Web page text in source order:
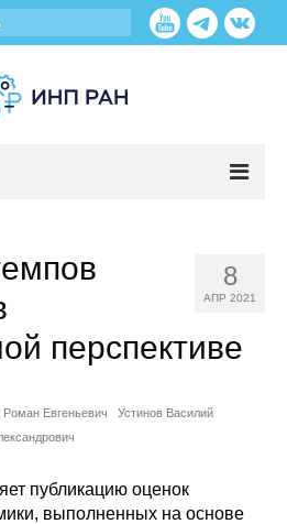
8
АПР 2021
перспективе
Роман Евгеньевич
Устинов Василий
публикацию оценок
выполненных на основе